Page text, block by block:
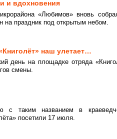
и вдохновения
«Любимов» вновь
на праздник под открытым небом.
наш улетает…
день на площадке отряда
смены.
с таким названием в
посетили 17 июля.